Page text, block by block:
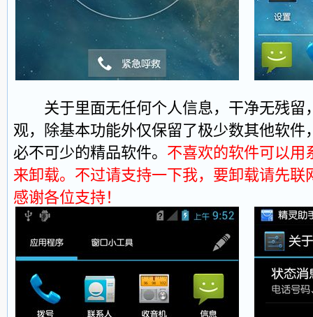
关于里面无任何个人信息，干净无残留
观，除基本功能外仅保留了极少数其他软件
必不可少的精品软件。 不喜欢的软件可以用
来卸载。不过请支持一下我，要卸载请先联
感谢各位支持！